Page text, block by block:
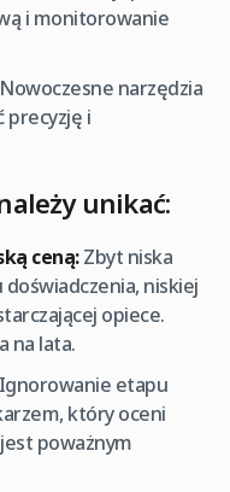
i monitorowanie
narzędzia
precyzję i
unikać:
ceną:Zbyt niska
niskiej
opiece.
na lata.
etapu
który oceni
poważnym